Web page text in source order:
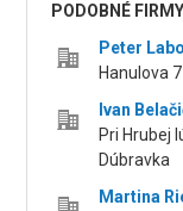
PODOBNÉ
Peter
Hanulova
Ivan
Pri Hrubej
Dúbravka
Martina